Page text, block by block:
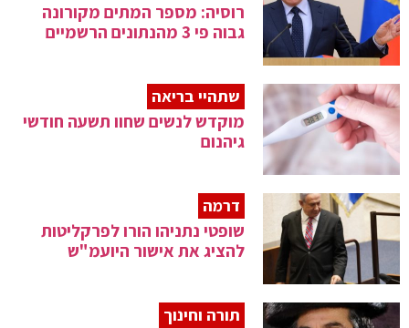
רוסיה: מספר המתים מקורונה
גבוה פי 3 מהנתונים הרשמיים
שתהיי בריאה
מוקדש לנשים שחוו תשעה חודשי
גיהנום
דרמה
שופטי נתניהו הורו לפרקליטות
להציג את אישור היועמ"ש
תורה וחינוך